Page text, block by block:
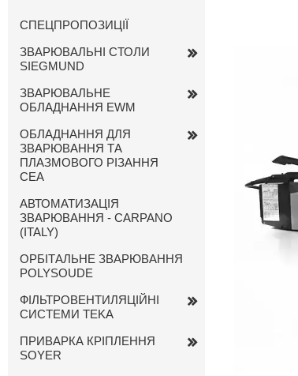
СПЕЦПРОПОЗИЦІЇ
ЗВАРЮВАЛЬНІ СТОЛИ
SIEGMUND
ЗВАРЮВАЛЬНЕ
ОБЛАДНАННЯ EWM
ОБЛАДНАННЯ ДЛЯ
ЗВАРЮВАННЯ ТА
ПЛАЗМОВОГО РІЗАННЯ
CEA
АВТОМАТИЗАЦІЯ
ЗВАРЮВАННЯ - CARPANO
(ITALY)
ОРБІТАЛЬНЕ ЗВАРЮВАННЯ
POLYSOUDE
ФІЛЬТРОВЕНТИЛЯЦІЙНІ
СИСТЕМИ TEKA
ПРИВАРКА КРІПЛЕННЯ
SOYER